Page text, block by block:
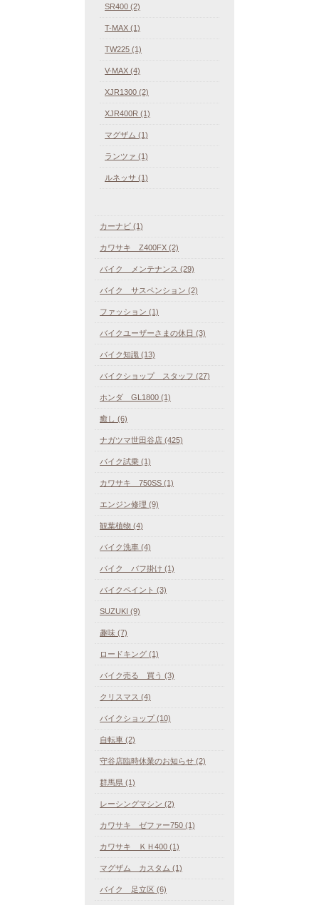
SR400 (2)
T-MAX (1)
TW225 (1)
V-MAX (4)
XJR1300 (2)
XJR400R (1)
マグザム (1)
ランツァ (1)
ルネッサ (1)
カーナビ (1)
カワサキ Z400FX (2)
バイク メンテナンス (29)
バイク サスペンション (2)
ファッション (1)
バイクユーザーさまの休日 (3)
バイク知識 (13)
バイクショップ スタッフ (27)
ホンダ GL1800 (1)
癒し (6)
ナガツマ世田谷店 (425)
バイク試乗 (1)
カワサキ 750SS (1)
エンジン修理 (9)
観葉植物 (4)
バイク洗車 (4)
バイク バフ掛け (1)
バイクペイント (3)
SUZUKI (9)
趣味 (7)
ロードキング (1)
バイク売る 買う (3)
クリスマス (4)
バイクショップ (10)
自転車 (2)
守谷店臨時休業のお知らせ (2)
群馬県 (1)
レーシングマシン (2)
カワサキ ゼファー750 (1)
カワサキ ＫＨ400 (1)
マグザム カスタム (1)
バイク 足立区 (6)